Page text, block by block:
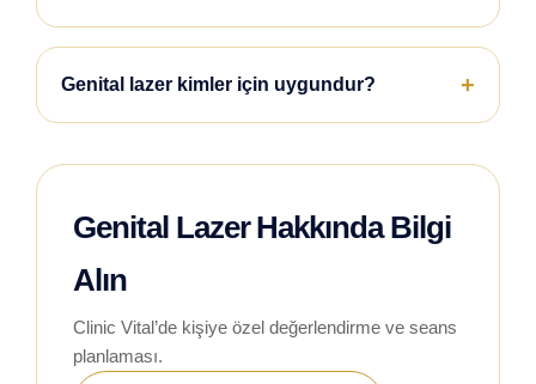
Genital lazer kimler için uygundur?
Genital Lazer Hakkında Bilgi
Alın
Clinic Vital’de kişiye özel değerlendirme ve seans
planlaması.